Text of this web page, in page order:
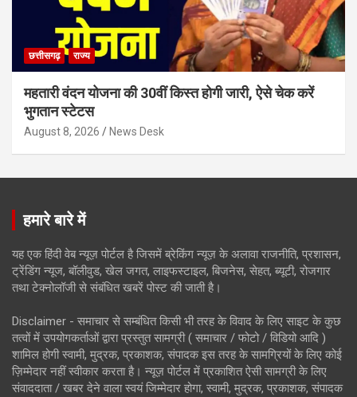
छत्तीसगढ़ राज्य
महतारी वंदन योजना की 30वीं किस्त होगी जारी, ऐसे चेक करें
भुगतान स्टेटस
August 8, 2026 News Desk
हमारे बारे में
यह एक हिंदी वेब न्यूज़ पोर्टल है जिसमें ब्रेकिंग न्यूज़ के अलावा राजनीति, प्रशासन,
ट्रेंडिंग न्यूज, बॉलीवुड, खेल जगत, लाइफस्टाइल, बिजनेस, सेहत, ब्यूटी, रोजगार
तथा टेक्नोलॉजी से संबंधित खबरें पोस्ट की जाती है।
Disclaimer - समाचार से सम्बंधित किसी भी तरह के विवाद के लिए साइट के कुछ
तत्वों में उपयोगकर्ताओं द्वारा प्रस्तुत सामग्री ( समाचार / फोटो / विडियो आदि )
शामिल होगी स्वामी, मुद्रक, प्रकाशक, संपादक इस तरह के सामग्रियों के लिए कोई
ज़िम्मेदार नहीं स्वीकार करता है। न्यूज़ पोर्टल में प्रकाशित ऐसी सामग्री के लिए
संवाददाता / खबर देने वाला स्वयं जिम्मेदार होगा, स्वामी, मुद्रक, प्रकाशक, संपादक